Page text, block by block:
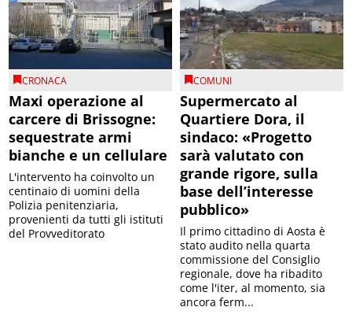
CRONACA
Maxi operazione al
carcere di Brissogne:
sequestrate armi
bianche e un cellulare
L'intervento ha coinvolto un
centinaio di uomini della
Polizia penitenziaria,
provenienti da tutti gli istituti
del Provveditorato
COMUNI
Supermercato al
Quartiere Dora, il
sindaco: «Progetto
sarà valutato con
grande rigore, sulla
base dell’interesse
pubblico»
Il primo cittadino di Aosta è
stato audito nella quarta
commissione del Consiglio
regionale, dove ha ribadito
come l'iter, al momento, sia
ancora ferm...